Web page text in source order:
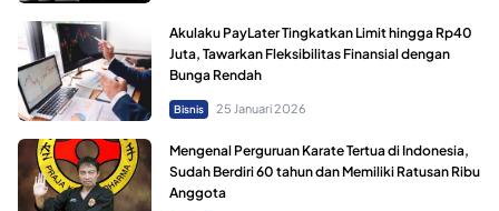
Akulaku PayLater Tingkatkan Limit hingga Rp40
Juta, Tawarkan Fleksibilitas Finansial dengan
Bunga Rendah
Bisnis 25 Januari 2026
Mengenal Perguruan Karate Tertua di Indonesia,
Sudah Berdiri 60 tahun dan Memiliki Ratusan Ribu
Anggota